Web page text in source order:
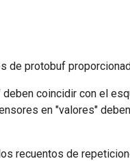
de protobuf
coincidir con el
en "valores"
recuentos de